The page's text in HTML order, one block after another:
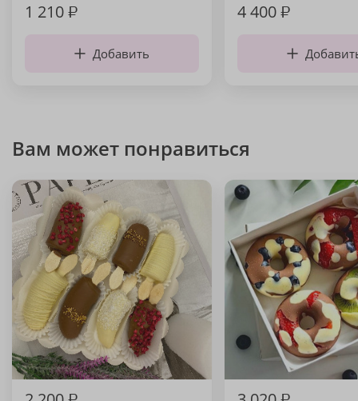
1 210₽
Добавить
4 400₽
Вам может понравиться